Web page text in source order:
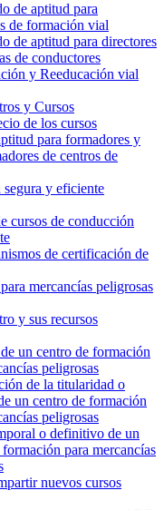
de aptitud para
de formación vial
de aptitud para directores
de conductores
y Reeducación vial
y Cursos
de los cursos
para formadores y
de centros de
y eficiente
cursos de conducción
de certificación de
mercancías peligrosas
y sus recursos
un centro de formación
peligrosas
de la titularidad o
un centro de formación
peligrosas
o definitivo de un
para mercancías
nuevos cursos